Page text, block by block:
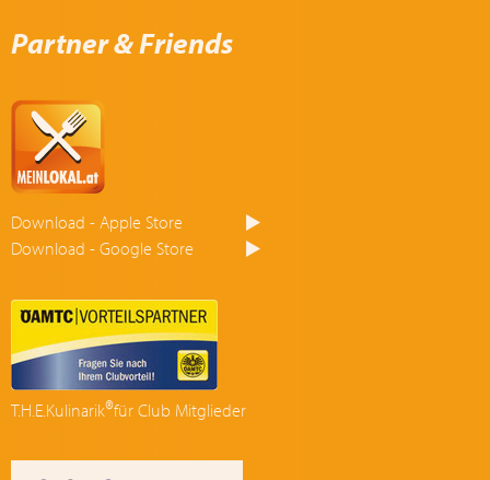
Partner & Friends
Download - Apple Store
Download - Google Store
T.H.E.Kulinarik®für Club Mitglieder